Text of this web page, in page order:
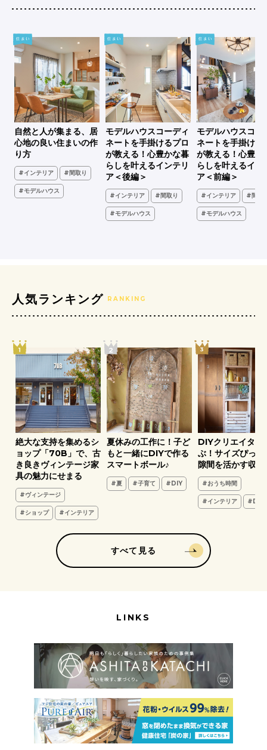
自然と人が集まる、居
心地の良い住まいの作
り方
#インテリア #間取り
#モデルハウス
モデルハウスコーディ
ネートを手掛けるプロ
が教える！心豊かな暮
らしを叶えるインテリ
ア＜後編＞
#インテリア #間取り
#モデルハウス
モデルハウスコー
ネートを手掛ける
が教える！心豊か
らしを叶えるイン
ア＜前編＞
#インテリア #間取
#モデルハウス
人気ランキング RANKING
絶大な支持を集めるシ
ョップ「70B」で、古
き良きヴィンテージ家
具の魅力にせまる
#ヴィンテージ
#ショップ #インテリア
夏休みの工作に！子ど
もと一緒にDIYで作る
スマートボール♪
#夏 #子育て #DIY
DIYクリエイター
ぶ！サイズぴった
隙間を活かす収納
#おうち時間
#インテリア #DIY
すべて見る
LINKS